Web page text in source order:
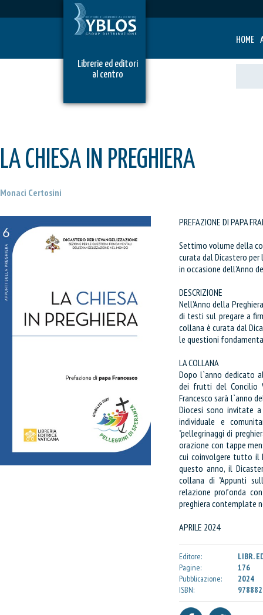
HOME
Librerie ed editori
al centro
LA CHIESA IN PREGHIERA
Monaci Certosini
PREFAZIONE DI PAPA
Settimo volume della
curata dal Dicastero per
in occasione dell’Anno
DESCRIZIONE
Nell’Anno della
di testi sul pregare a
collana è curata dal
le questioni
LA COLLANA
Dopo l`anno dedicato
dei frutti del Concilio
Francesco sarà l`anno
Diocesi sono invitate
individuale e
"pellegrinaggi di
orazione con tappe
cui coinvolgere tutto il
questo anno, il
collana di "Appunti
relazione profonda
preghiera contemplate
APRILE 2024
Editore:
LIBR.
Pagine:
176
Pubblicazione:
2024
ISBN: